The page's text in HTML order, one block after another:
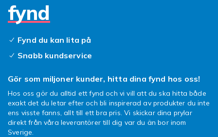
fynd
Fynd du kan lita på
Snabb kundservice
Gör som miljoner kunder, hitta dina fynd hos oss!
Hos oss gör du alltid ett fynd och vi vill att du ska hitta både
exakt det du letar efter och bli inspirerad av produkter du inte
ens visste fanns, allt till ett bra pris. Vi skickar dina prylar
direkt från våra leverantörer till dig var du än bor inom
Sverige.